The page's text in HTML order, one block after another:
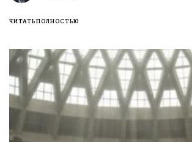
ЧИТАТЬ ПОЛНОСТЬЮ